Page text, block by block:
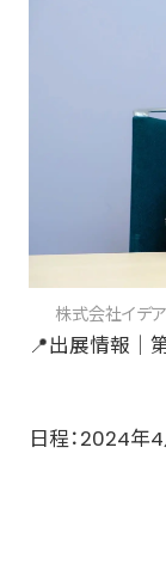
株式会社イデ
📍出展情報｜
日程：2024年4